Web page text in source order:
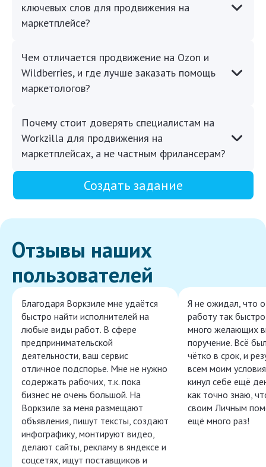
ключевых слов для продвижения на
маркетплейсе?
Чем отличается продвижение на Ozon и
Wildberries, и где лучше заказать помощь
маркетологов?
Почему стоит доверять специалистам на
Workzilla для продвижения на
маркетплейсах, а не частным фрилансерам?
Создать задание
Отзывы наших
пользователей
Благодаря Воркзиле мне удаётся
быстро найти исполнителей на
любые виды работ. В сфере
предпринимательской
деятельности, ваш сервис
отличное подспорье. Мне не нужно
содержать рабочих, т.к. пока
бизнес не очень большой. На
Воркзиле за меня размещают
объявления, пишут тексты, создают
инфографику, монтируют видео,
делают сайты, рекламу в яндексе и
соцсетях, ищут поставщиков и
Я не ожидал, что
работу так
много желающих
поручение. Всё
чётко в срок, и
всем моим
кинул себе ещё
как точно знаю,
своим Личным
ещё много раз!